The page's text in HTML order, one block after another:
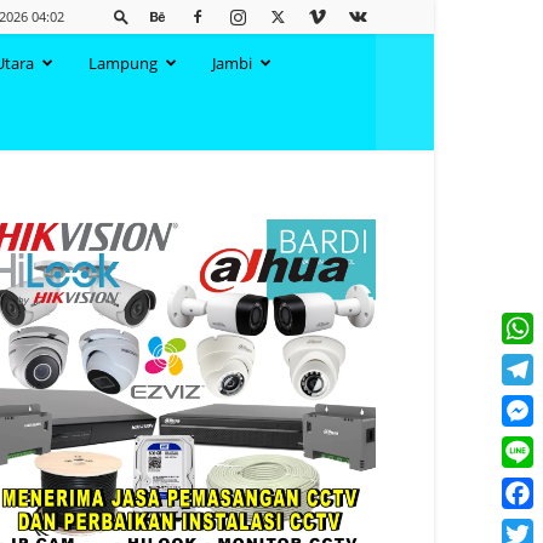
04:02
Lampung Jambi
Line